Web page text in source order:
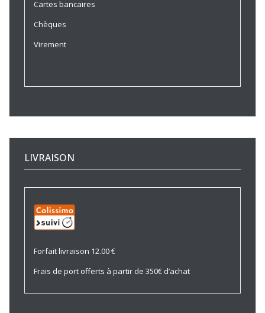
Cartes bancaires
Chèques
Virement
LIVRAISON
Forfait livraison 12.00 €
Frais de port offerts à partir de 350€ d’achat